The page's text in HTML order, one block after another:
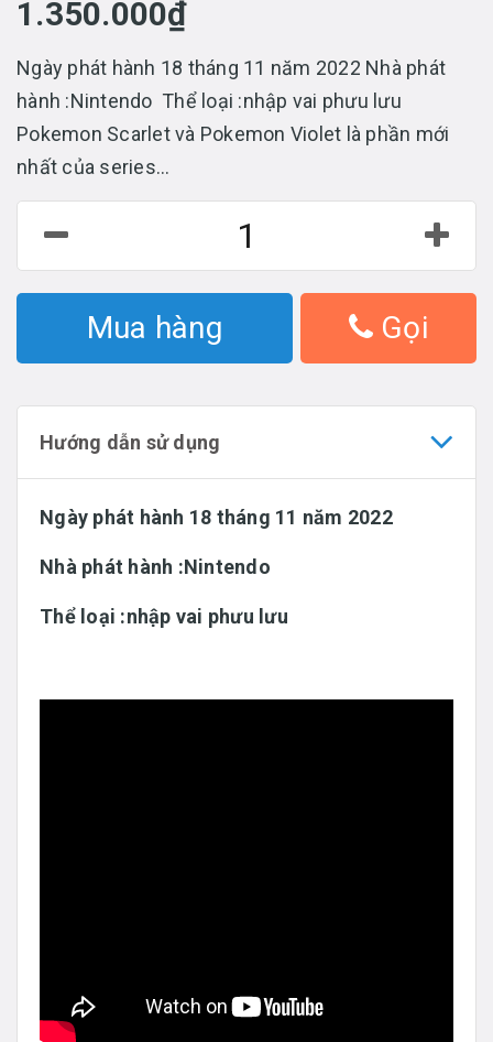
1.350.000₫
Ngày phát hành 18 tháng 11 năm 2022 Nhà phát
hành :Nintendo Thể loại :nhập vai phưu lưu
Pokemon Scarlet và Pokemon Violet là phần mới
nhất của series...
Mua hàng Gọi
Hướng dẫn sử dụng
Ngày phát hành 18 tháng 11 năm 2022
Nhà phát hành :Nintendo
Thể loại :nhập vai phưu lưu